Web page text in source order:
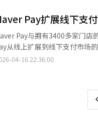
既是危机也是机会。在美中技
、世宗的新产业基础设施、忠
起。总理应成为这一国家连接的协调者。 威胁也不容小觑。政治界的极
平台企业出身的利益冲突担忧
候选人需要更大的公共性。成
的第一大运营商，而Naver在搜索、广告、购物和支付领域拥有强
的平台地位。即使Naver仅获
可能会关注竞争限制和市场支配力的转移。 特别是在公平交易委员
用市场更广泛的争论焦点。如
小商户和消费者两方面扩大影
Hero股份也可以视为全球配送平台重组趋势的一部分。 对于
局面。如果배민转手给Uber或
内的预充值金额也在迅速增加。截至今年第一季度末，Naver Pay、Kakao Pay和Toss Pay三
的预充值余额合计为9902亿
，平台内资金的停留和利用逐渐扩大，超越了单
通过便捷支付获取的用户数据
信息等，可以用于个性化金融产品推荐和信用评估的提
实体卡的日均支付规模为1.4万
则增长了7.3%，达到了1.7万亿韩元。 信用卡公司在加强自有应用程序的便捷支付功能的同时
Pay扩展线下支
Pay与拥有3400多家门
从线上扩展到线下支付市场
机。此次合作在于利用巴黎贝
Naver评论并立即积累积分。对
Naver Pay通过在线搜索和地图
用Naver Pay支付后留下评论，
04-16 22:36:00
上